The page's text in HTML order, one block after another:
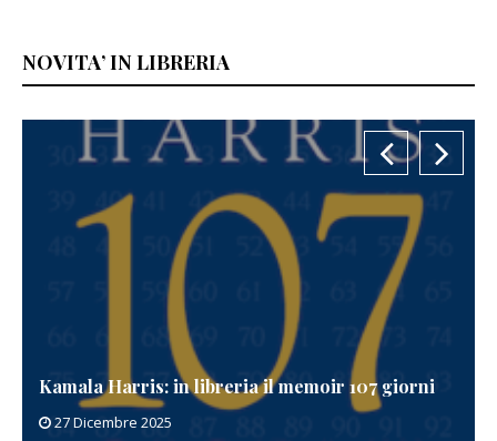
NOVITA’ IN LIBRERIA
in libreria il memoir 107 giorni Patricia Cornwell